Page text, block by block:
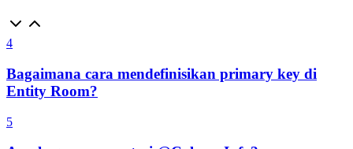
4
Bagaimana cara mendefinisikan primary key di
Entity Room?
5